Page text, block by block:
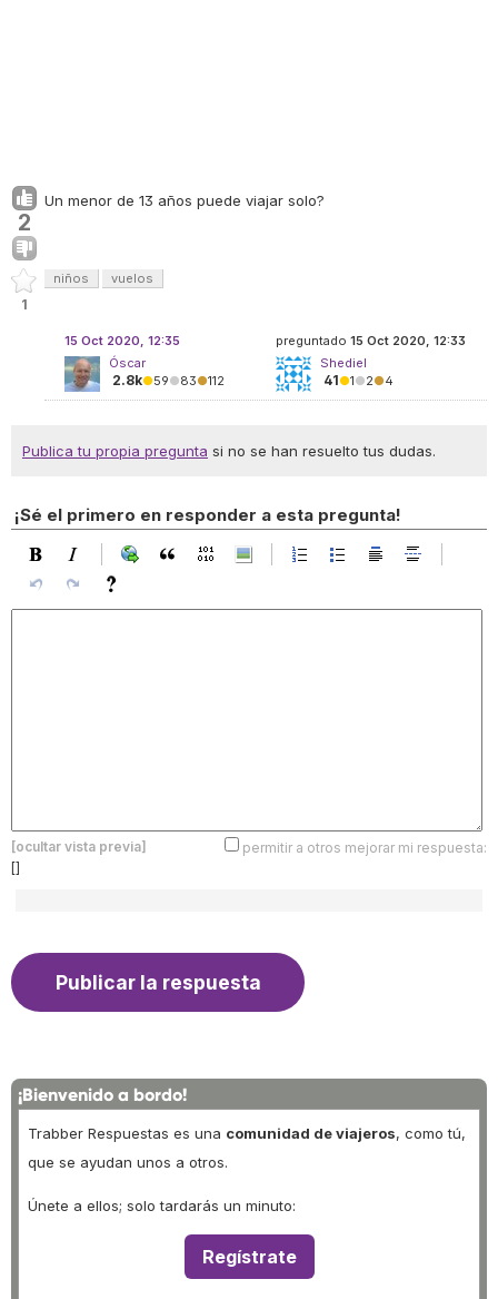
2
1
Un menor de 13 años puede viajar solo?
niños vuelos
preguntado 15 Oct 2020, 12:33
Shediel
41●1●2●4
15 Oct 2020, 12:35
Óscar
2.8k●59●83●112
Publica tu propia pregunta si no se han resuelto tus dudas.
¡Sé el primero en responder a esta pregunta!
[ocultar vista previa]
permitir a otros mejorar mi respuesta:
[]
¡Bienvenido a bordo!
Trabber Respuestas es una comunidad de viajeros, como tú,
que se ayudan unos a otros.
Únete a ellos; solo tardarás un minuto:
Regístrate